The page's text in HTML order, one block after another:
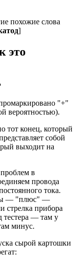
похожие слова
]
это
"+"
вероятностью).
тот конец, который
собой
выходит на
в
провода
тока.
— "плюс" —
прибора
тестера — там у
минус.
сырой картошки